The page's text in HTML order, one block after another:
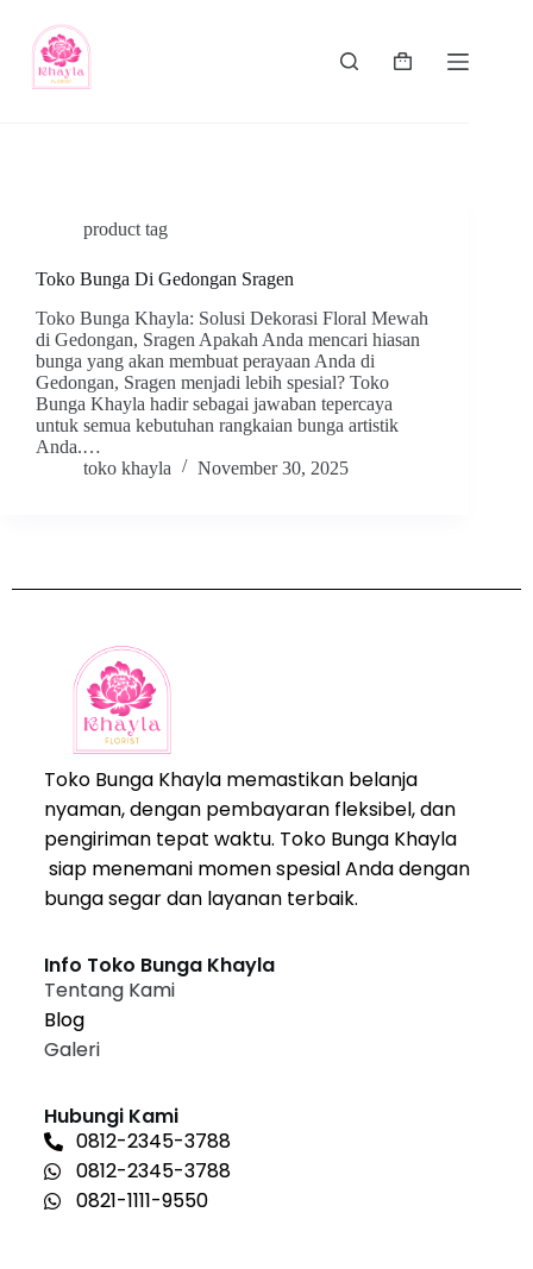
product tag
Toko Bunga Di Gedongan Sragen
Toko Bunga Khayla: Solusi Dekorasi Floral Mewah
di Gedongan, Sragen Apakah Anda mencari hiasan
bunga yang akan membuat perayaan Anda di
Gedongan, Sragen menjadi lebih spesial? Toko
Bunga Khayla hadir sebagai jawaban tepercaya
untuk semua kebutuhan rangkaian bunga artistik
Anda.…
toko khayla
November 30, 2025
Toko Bunga Khayla memastikan belanja
nyaman, dengan pembayaran fleksibel, dan
pengiriman tepat waktu. Toko Bunga Khayla
siap menemani momen spesial Anda dengan
bunga segar dan layanan terbaik.
Info Toko Bunga Khayla
Tentang Kami
Blog
Galeri
Hubungi Kami
0812-2345-3788
0812-2345-3788
0821-1111-9550